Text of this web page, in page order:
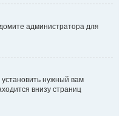
администратора для
нужный вам
внизу страниц